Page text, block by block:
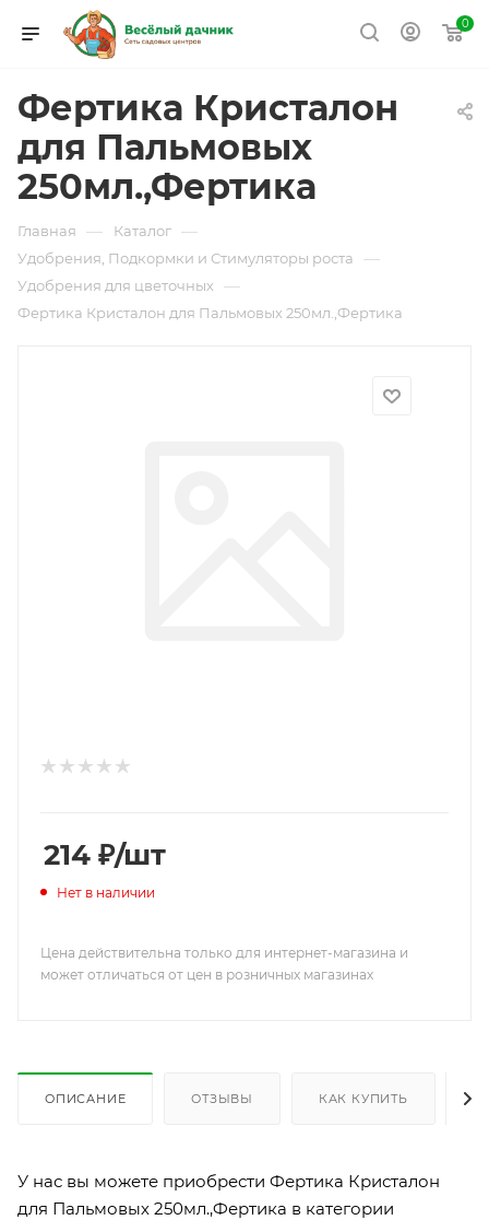
0
Фертика Кристалон
для Пальмовых
250мл.,Фертика
Главная — Каталог —
Удобрения, Подкормки и Стимуляторы роста —
Удобрения для цветочных —
Фертика Кристалон для Пальмовых 250мл.,Фертика
214 ₽/шт
Нет в наличии
Цена действительна только для интернет-магазина и
может отличаться от цен в розничных магазинах
ОПИСАНИЕ ОТЗЫВЫ КАК КУПИТЬ
У нас вы можете приобрести Фертика Кристалон
для Пальмовых 250мл.,Фертика в категории